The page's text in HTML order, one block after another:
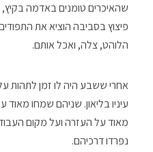
שהאיכרים טומנים באדמה
פיצוץ בסביבה הוציא את
הלוהט, צלה, ואכל אותם.
אחרי ששבע היה לו זמן לתהות
עיניו בליאון. שניהם שמחו מאוד
מאוד על העזרה ועל מקום
נפרדו דרכיהם.